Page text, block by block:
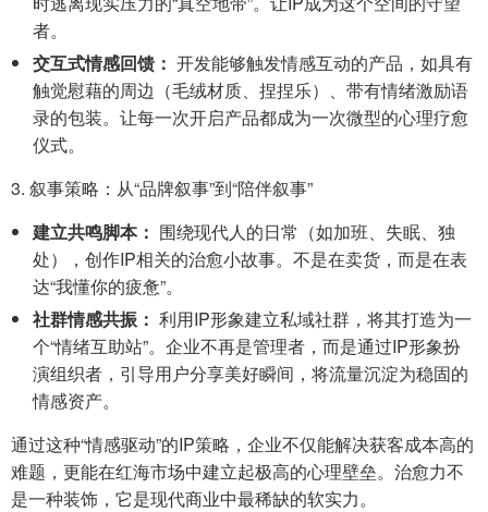
者。
交互式情感回馈： 开发能够触发情感互动的产品，如具有
触觉慰藉的周边（毛绒材质、捏捏乐）、带有情绪激励语
录的包装。让每一次开启产品都成为一次微型的心理疗愈
仪式。
3. 叙事策略：从“品牌叙事”到“陪伴叙事”
建立共鸣脚本： 围绕现代人的日常（如加班、失眠、独
处），创作IP相关的治愈小故事。不是在卖货，而是在表
达“我懂你的疲惫”。
社群情感共振： 利用IP形象建立私域社群，将其打造为一
个“情绪互助站”。企业不再是管理者，而是通过IP形象扮
演组织者，引导用户分享美好瞬间，将流量沉淀为稳固的
情感资产。
通过这种“情感驱动”的IP策略，企业不仅能解决获客成本高的
难题，更能在红海市场中建立起极高的心理壁垒。治愈力不
是一种装饰，它是现代商业中最稀缺的软实力。